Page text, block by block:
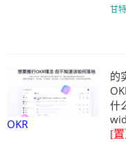
甘
OKR
的
什
[